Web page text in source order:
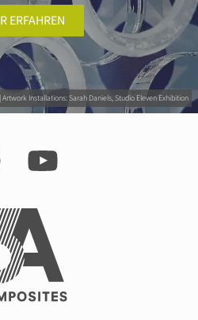
Artwork Installations: Sarah Daniels, Studio Eleven Exhibition
ERFAHREN